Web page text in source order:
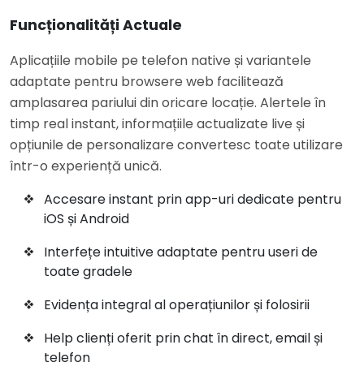
Funcționalități Actuale
Aplicațiile mobile pe telefon native și variantele
adaptate pentru browsere web facilitează
amplasarea pariului din oricare locație. Alertele în
timp real instant, informațiile actualizate live și
opțiunile de personalizare convertesc toate utilizare
într-o experiență unică.
Accesare instant prin app-uri dedicate pentru
iOS și Android
Interfețe intuitive adaptate pentru useri de
toate gradele
Evidența integral al operațiunilor și folosirii
Help clienți oferit prin chat în direct, email și
telefon